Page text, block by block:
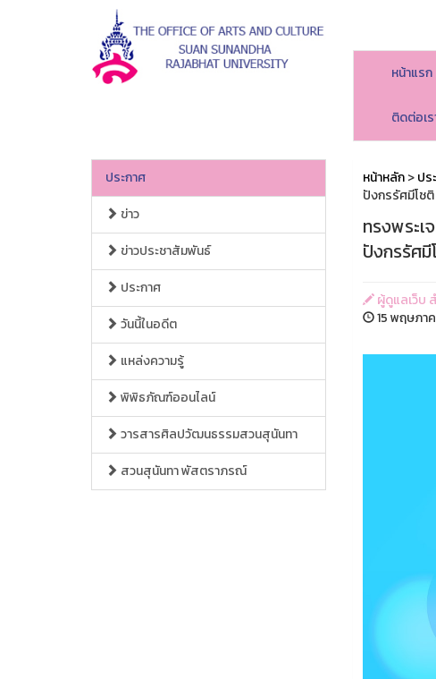
หน้าแรก
ติดต่อเร
ประกาศ
ข่าว
ข่าวประชาสัมพันธ์
ประกาศ
วันนี้ในอดีต
แหล่งความรู้
พิพิธภัณฑ์ออนไลน์
วารสารศิลปวัฒนธรรมสวนสุนันทา
สวนสุนันทา พัสตราภรณ์
หน้าหลัก>ปร
ปังกรรัศมีโช
ทรงพระ
ปังกรรัศ
ผู้ดูแลเว็บ
15 พฤษภา